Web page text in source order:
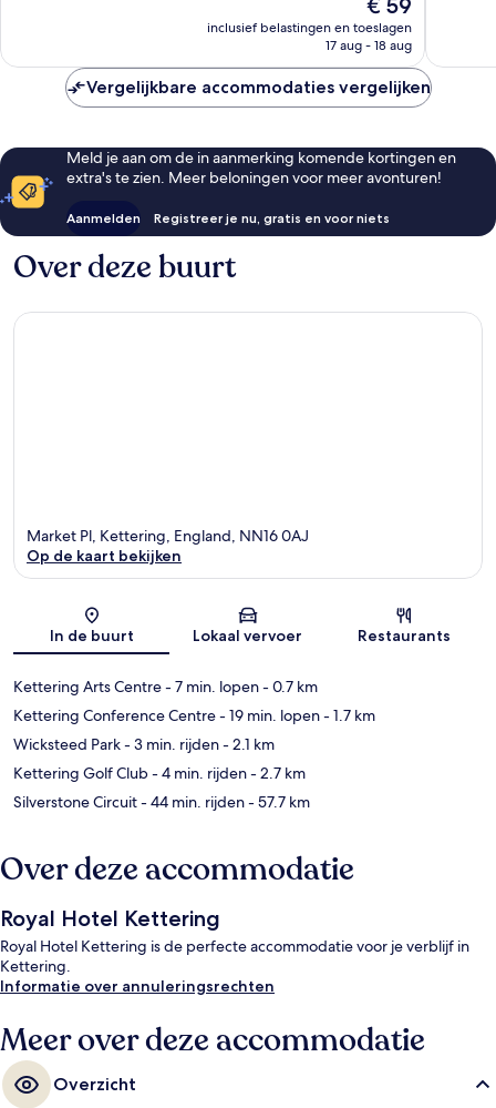
prijs
is
inclusief belastingen en toeslagen
17 aug - 18 aug
Vergelijkbare accommodaties vergelijken
Meld je aan om de in aanmerking komende kortingen en
extra's te zien. Meer beloningen voor meer avonturen!
Aanmelden Registreer je nu, gratis en voor niets
Over deze buurt
Kaart
Market Pl, Kettering, England, NN16 0AJ
Op de kaart bekijken
In de buurt Lokaal vervoer Restaurants
Kettering Arts Centre- 7 min. lopen- 0.7 km
Kettering Conference Centre- 19 min. lopen- 1.7 km
Wicksteed Park- 3 min. rijden- 2.1 km
Kettering Golf Club- 4 min. rijden- 2.7 km
Silverstone Circuit- 44 min. rijden- 57.7 km
Over deze accommodatie
Royal Hotel Kettering
Royal Hotel Kettering is de perfecte accommodatie voor je verblijf in
Kettering.
Informatie over annuleringsrechten
Meer over deze accommodatie
Overzicht